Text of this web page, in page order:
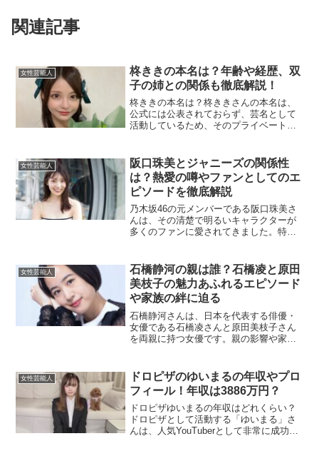
関連記事
女性芸能人
柊ききの本名は？年齢や経歴、双
子の姉との関係も徹底解説！
柊ききの本名は？柊ききさんの本名は、
公式には公表されておらず、芸名として
活動しているため、そのプライベートな
ファンの間で囁かれていますが、公式な
発表はなく、これが事実か...
女性芸能人
阪口珠美とジャニーズの関係性
は？熱愛の噂やファンとしてのエ
ピソードを徹底解説
乃木坂46の元メンバーである阪口珠美さ
んは、その清楚で明るいキャラクターが
多くのファンに愛されてきました。特に
ありました。この記事では、阪口珠美さ
んとジャニーズにまつわ...
女性芸能人
石橋静河の親は誰？石橋凌と原田
美枝子の魅力あふれるエピソード
や家族の絆に迫る
石橋静河さんは、日本を代表する俳優・
女優である石橋凌さんと原田美枝子さん
を両親に持つ女優です。親の影響や家庭
は誰？どんな人？石橋静河さんの父親
は、俳優でありミュージシャ...
女性芸能人
ドロピザのゆいまるの年収やプロ
フィール！年収は3886万円？
ドロピザゆいまるの年収はどれくらい？
ドロピザとして活動する「ゆいまる」さ
んは、人気YouTuberとして非常に成功し